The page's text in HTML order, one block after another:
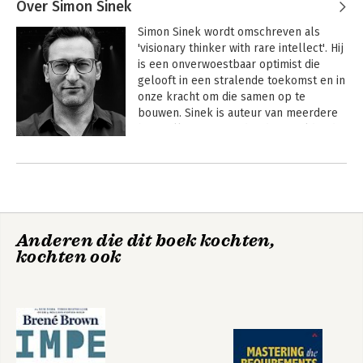
Over Simon Sinek
Simon Sinek wordt omschreven als
'visionary thinker with rare intellect'. Hij
is een onverwoestbaar optimist die
gelooft in een stralende toekomst en in
onze kracht om die samen op te
bouwen. Sinek is auteur van meerdere
Hij host de podcast A Bit of Optimism en
gefascineerd door mensen en
Andere boeken door Simon Sinek
Anderen die dit boek kochten,
kochten ook